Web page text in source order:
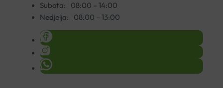
Subota:
08:00 – 14:00
Nedjelja:
08:00 – 13:00